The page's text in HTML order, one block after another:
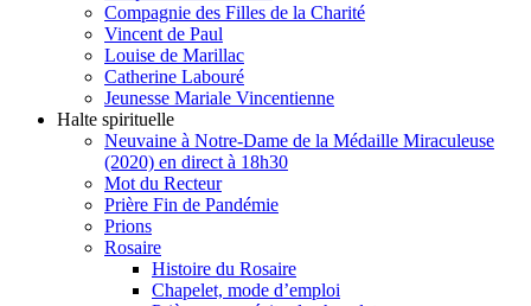
Compagnie des Filles de la Charité
Vincent de Paul
Louise de Marillac
Catherine Labouré
Jeunesse Mariale Vincentienne
Halte spirituelle
Neuvaine à Notre-Dame de la Médaille Miraculeuse
(2020) en direct à 18h30
Mot du Recteur
Prière Fin de Pandémie
Prions
Rosaire
Histoire du Rosaire
Chapelet, mode d’emploi